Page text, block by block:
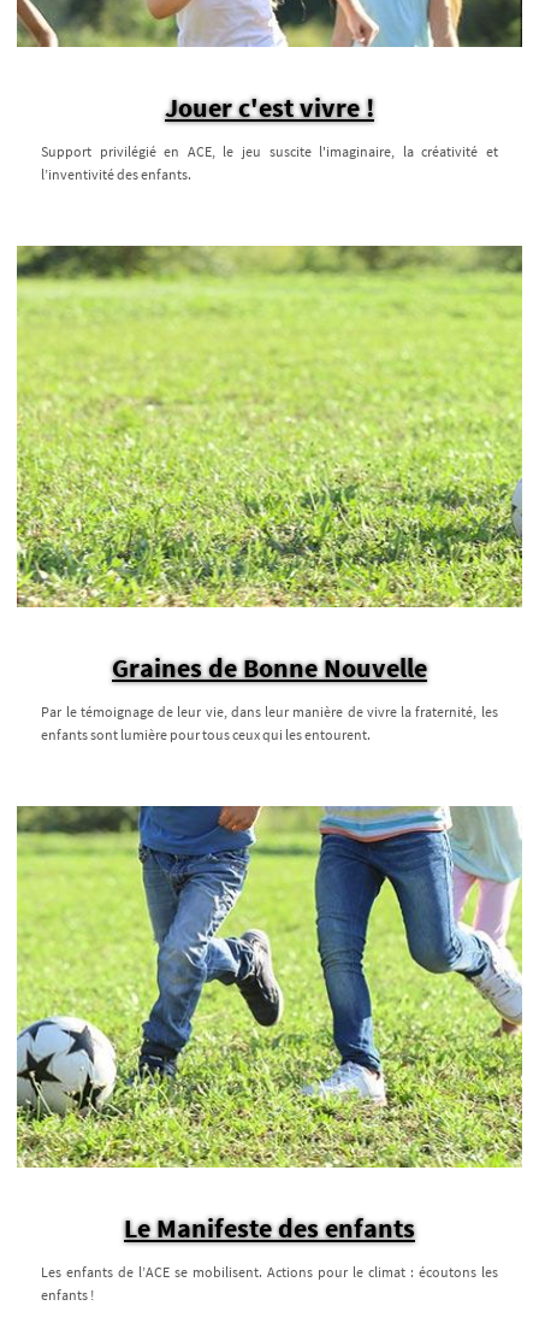
Jouer c'est vivre !
Support privilégié en ACE, le jeu suscite l'imaginaire, la créativité et
l’inventivité des enfants.
Graines de Bonne Nouvelle
Par le témoignage de leur vie, dans leur manière de vivre la fraternité, les
enfants sont lumière pour tous ceux qui les entourent.
Le Manifeste des enfants
Les enfants de l’ACE se mobilisent. Actions pour le climat : écoutons les
enfants !